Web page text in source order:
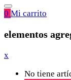
0 Mi carrito
elementos
x
No tiene